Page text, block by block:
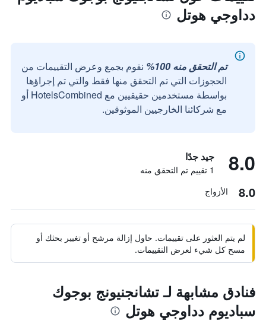
دداوجي هوتل
تم التحقق منه 100%
نقوم بجمع وعرض التقييمات من
الحجوزات التي تم التحقق منها فقط والتي تم إجراؤها
بواسطة مستخدمين حقيقيين مع HotelsCombined أو
مع شركائنا الخارجيين الموثوقين.
8.0 جيد جدًا
1 تقييم تم التحقق منه
8.0 الأزواج
لم يتم العثور على تقييمات. حاول إزالة مرشح أو تغيير بحثك أو
مسح كل شيء لعرض التقييمات.
فنادق مشابهة لـ تشانجنيونج بوجوك
سباديوم دداوجي هوتل